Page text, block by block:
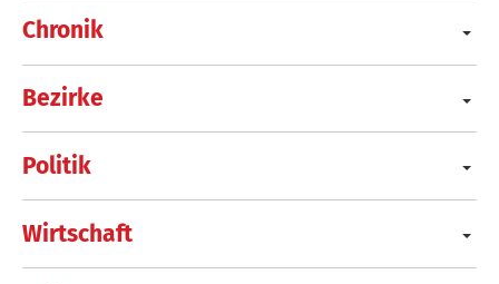
Chronik
Bezirke
Politik
Wirtschaft